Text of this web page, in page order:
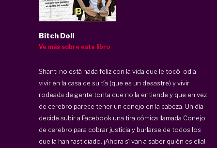
Bitch Doll
Ve más sobre este libro
Shanti no está nada feliz con la vida que le tocó: odia
vivir en la casa de su tía (que es un desastre) y vivir
rodeada de gente tonta que no la entiende y que en vez
de cerebro parece tener un conejo en la cabeza. Un día
decide subir a Facebook una tira cómica llamada Conejo
de cerebro para cobrar justicia y burlarse de todos los
que la han fastidiado. ¡Ahora sí van a saber quién es ella!